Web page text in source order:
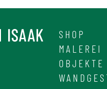
SHOP
MALEREI
OBJEKTE